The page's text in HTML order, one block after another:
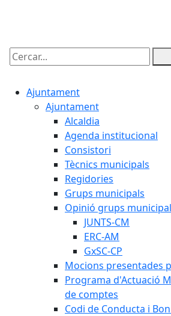
Cercar:
Ajuntament
Ajuntament
Alcaldia
Agenda institucional
Consistori
Tècnics municipals
Regidories
Grups municipals
Opinió grups
JUNTS-CM
ERC-AM
GxSC-CP
Mocions presentades
Programa d'Actuació
de comptes
Codi de Conducta i